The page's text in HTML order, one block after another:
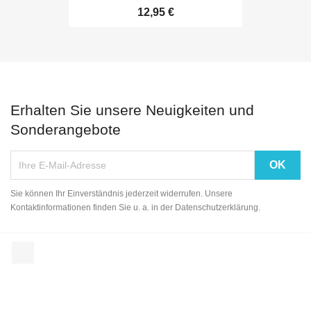
12,95 €
Erhalten Sie unsere Neuigkeiten und
Sonderangebote
Sie können Ihr Einverständnis jederzeit widerrufen. Unsere
Kontaktinformationen finden Sie u. a. in der Datenschutzerklärung.